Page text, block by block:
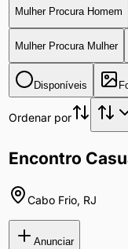
Mulher Procura Homem
Mulher Procura Mulher
Disponíveis
Ordenar por
Encontro
Cabo Frio, RJ
Anunciar